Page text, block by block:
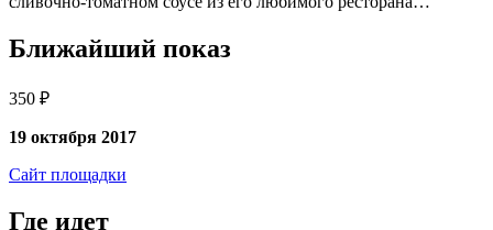
Ближайший показ
350 ₽
19 октября 2017
Сайт площадки
Где идет